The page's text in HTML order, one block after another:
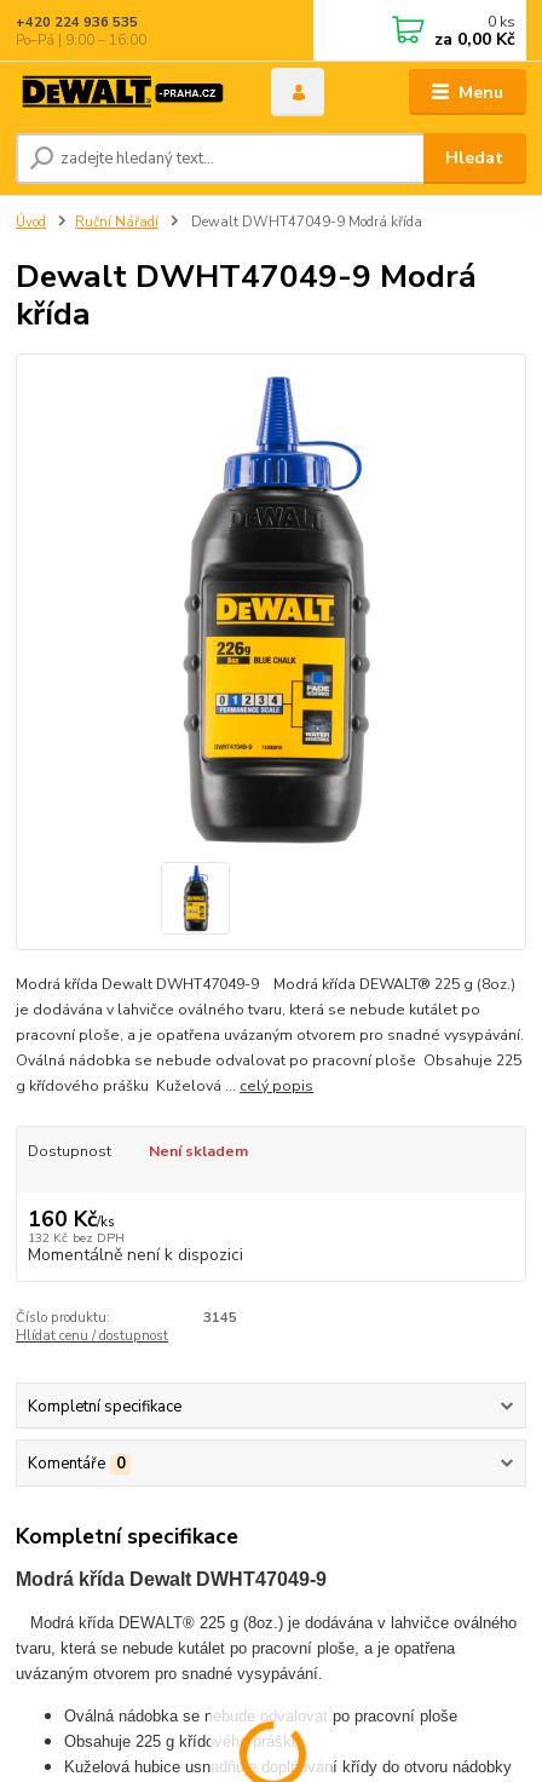
Menu
Hledat
+420 224 936 535
Po–Pá | 9:00 – 16:00
0 ks
za 0,00 Kč
Úvod Ruční Nářadí Dewalt DWHT47049-9 Modrá křída
Dewalt DWHT47049-9 Modrá
křída
Modrá křída Dewalt DWHT47049-9 Modrá křída DEWALT® 225 g (8oz.)
je dodávána v lahvičce oválného tvaru, která se nebude kutálet po
pracovní ploše, a je opatřena uvázaným otvorem pro snadné vysypávání.
Oválná nádobka se nebude odvalovat po pracovní ploše Obsahuje 225
g křídového prášku Kuželová ... celý popis
Dostupnost Není skladem
160 Kč/ks
132 Kč bez DPH
Momentálně není k dispozici
Číslo produktu:
3145
Hlídat cenu / dostupnost
Kompletní specifikace
Komentáře 0
Kompletní specifikace
Modrá křída Dewalt DWHT47049-9
Modrá křída DEWALT® 225 g (8oz.) je dodávána v lahvičce oválného
tvaru, která se nebude kutálet po pracovní ploše, a je opatřena
uvázaným otvorem pro snadné vysypávání.
Oválná nádobka se nebude odvalovat po pracovní ploše
Obsahuje 225 g křídového prášku
Kuželová hubice usnadňuje doplňování křídy do otvoru nádobky